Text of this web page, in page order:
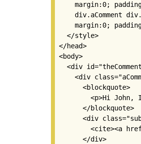
margin:0;
div.aComment
margin:0;
  </style>
</head>
<body>
<div
<div
      <blockquote>
<p>Hi John,
      </blockquote>
<div
<cite><a
      </div>